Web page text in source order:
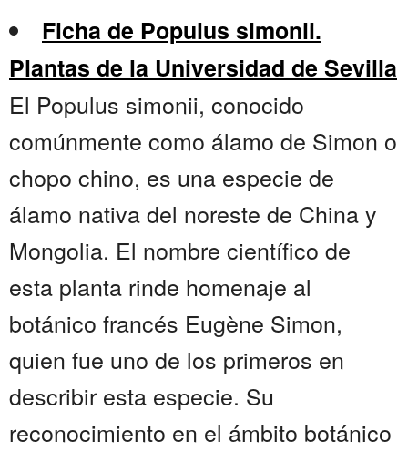
Ficha de Populus simonii.
Plantas de la Universidad de Sevilla
El Populus simonii, conocido
comúnmente como álamo de Simon o
chopo chino, es una especie de
álamo nativa del noreste de China y
Mongolia. El nombre científico de
esta planta rinde homenaje al
botánico francés Eugène Simon,
quien fue uno de los primeros en
describir esta especie. Su
reconocimiento en el ámbito botánico